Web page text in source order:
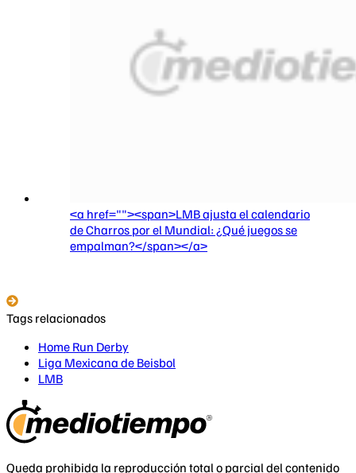
<a href=""><span>LMB ajusta el calendario
de Charros por el Mundial: ¿Qué juegos se
empalman?</span></a>
Tags relacionados
Home Run Derby
Liga Mexicana de Beisbol
LMB
Queda prohibida la reproducción total o parcial del contenido